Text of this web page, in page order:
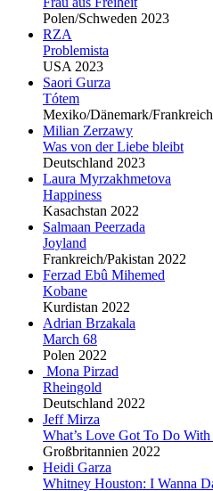
Polen/Schweden 2023
RZA
Problemista
USA 2023
Saori Gurza
Tótem
Mexiko/Dänemark/
Milian Zerzawy
Was von der Liebe bleibt
Deutschland 2023
Laura Myrzakhmetova
Happiness
Kasachstan 2022
Salmaan Peerzada
Joyland
Frankreich/Pakistan 2022
Ferzad Ebû Mihemed
Kobane
Kurdistan 2022
Adrian Brzakala
March 68
Polen 2022
Mona Pirzad
Rheingold
Deutschland 2022
Jeff Mirza
What’s Love Got To Do With
Großbritannien 2022
Heidi Garza
Whitney Houston: I Wanna